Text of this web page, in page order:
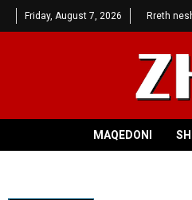
Friday, August 7, 2026 Rreth
MAQEDONI